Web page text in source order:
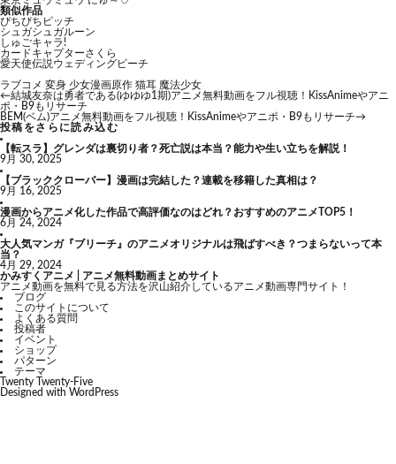
類似作品
ぴちぴちピッチ
シュガシュガルーン
しゅごキャラ!
カードキャプターさくら
愛天使伝説ウェディングピーチ
ラブコメ 変身 少女漫画原作 猫耳 魔法少女
←結城友奈は勇者である(ゆゆゆ1期)アニメ無料動画をフル視聴！KissAnimeやアニ
ポ・B9もリサーチ
BEM(ベム)アニメ無料動画をフル視聴！KissAnimeやアニポ・B9もリサーチ→
投稿をさらに読み込む
【転スラ】グレンダは裏切り者？死亡説は本当？能力や生い立ちを解説！
9月 30, 2025
【ブラッククローバー】漫画は完結した？連載を移籍した真相は？
9月 16, 2025
漫画からアニメ化した作品で高評価なのはどれ？おすすめのアニメTOP5！
6月 24, 2024
大人気マンガ『ブリーチ』のアニメオリジナルは飛ばすべき？つまらないって本
当？
4月 29, 2024
かみすくアニメ | アニメ無料動画まとめサイト
アニメ動画を無料で見る方法を沢山紹介しているアニメ動画専門サイト！
ブログ
このサイトについて
よくある質問
投稿者
イベント
ショップ
パターン
テーマ
Twenty Twenty-Five
Designed with WordPress